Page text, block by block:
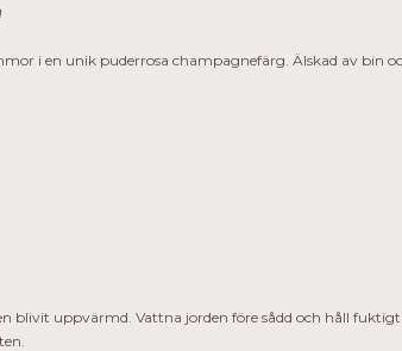
i en unik puderrosa champagnefärg. Älskad av bin
blivit uppvärmd. Vattna jorden före sådd och håll